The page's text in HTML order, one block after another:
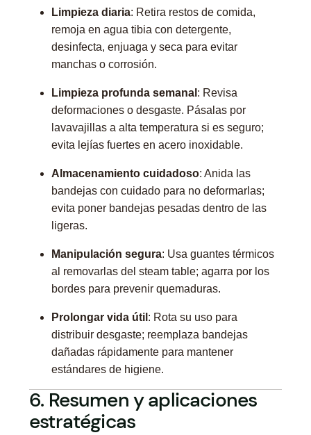
Limpieza diaria: Retira restos de comida,
remoja en agua tibia con detergente,
desinfecta, enjuaga y seca para evitar
manchas o corrosión.
Limpieza profunda semanal : Revisa
deformaciones o desgaste. Pásalas por
lavavajillas a alta temperatura si es seguro;
evita lejías fuertes en acero inoxidable.
Almacenamiento cuidadoso: Anida las
bandejas con cuidado para no deformarlas;
evita poner bandejas pesadas dentro de las
ligeras.
Manipulación segura: Usa guantes térmicos
al removarlas del steam table; agarra por los
bordes para prevenir quemaduras.
Prolongar vida útil : Rota su uso para
distribuir desgaste; reemplaza bandejas
dañadas rápidamente para mantener
estándares de higiene.
6. Resumen y aplicaciones
estratégicas